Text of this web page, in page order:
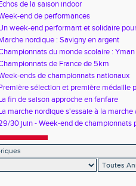
de la saison indoor
end de performances
week-end performant et solidaire
nordique : Savigny en argent
du monde scolaire :
de France de 5km
ends de championnats nationaux
sélection et première médaille
fin de saison approche en fanfare
marche nordique s'essaie à la
30 juin - Week-end de championnats